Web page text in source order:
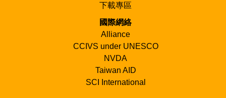
下載專區
國際網絡
Alliance
CCIVS under UNESCO
NVDA
Taiwan AID
SCI International